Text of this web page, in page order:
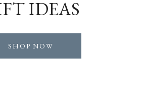
IDEAS
SHOP NOW